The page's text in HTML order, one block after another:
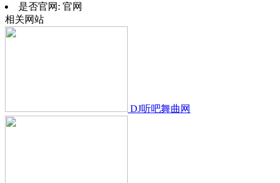
是否官网: 官网
相关网站
DJ听吧舞曲网